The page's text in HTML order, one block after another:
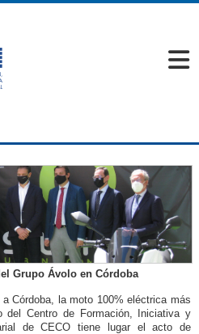
Grupo Ávolo en Córdoba
Córdoba, la moto 100% eléctrica más
del Centro de Formación, Iniciativa y
de CECO tiene lugar el acto de